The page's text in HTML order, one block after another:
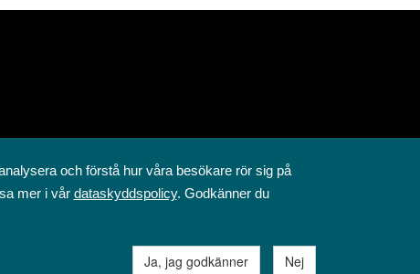
och förstå hur våra besökare rör sig på
mer i vår dataskyddspolicy. Godkänner du
Ja, jag godkänner Nej